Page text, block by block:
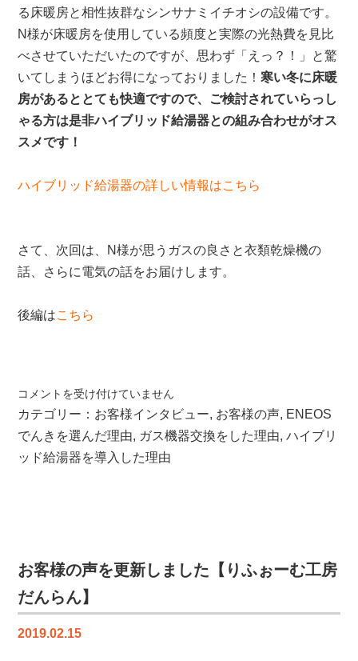
る床暖房と相性抜群なシンサナミイチオシの設備です。
N様が床暖房を使用している頻度と実際の光熱費を見比
べさせていただいたのですが、思わず「えっ？！」と驚
いてしまうほどお得になっておりました！寒い冬に床暖
房があるととても快適ですので、ご検討されていらっし
ゃる方は是非ハイブリッド給湯器との組み合わせがオス
スメです！
ハイブリッド給湯器の詳しい情報はこちら
さて、次回は、N様が思うガスの良さと衣類乾燥機の
話、さらに電気の話をお届けします。
後編はこちら
お
客
様
ン
様）
前
編
は
コメントを受け付けていません
カテゴリー： お客様インタビュー, お客様の声, ENEOS
でんきを選んだ理由, ガス機器交換をした理由,ハイブリ
ッド給湯器を導入した理由
お客様の声を更新しました【りふぉーむ工房
だんらん】
2019.02.15